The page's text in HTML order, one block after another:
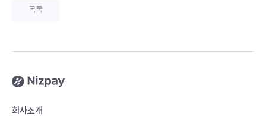
목록
회사소개